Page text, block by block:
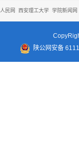
人民网 西安理工大学 学院新闻网
陕公网安备